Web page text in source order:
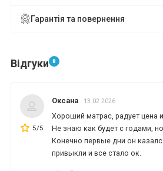
Гарантія та повернення
Відгуки 8
5/5
Оксана 13.02.2026
Хороший матрас, радует цена
Не знаю как будет с годами,
Конечно первые дни он
привыкли и все стало ок.
*
*
*